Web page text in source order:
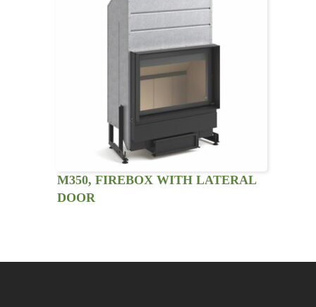
M350, FIREBOX WITH LATERAL
DOOR